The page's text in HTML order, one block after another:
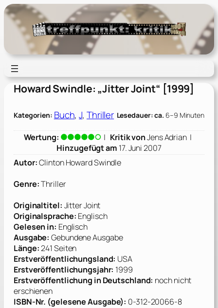
Zum
Inhalt
springen
Howard Swindle: „Jitter Joint“ [1999]
Kategorien: Buch, J, Thriller Lesedauer: ca. 6–9 Minuten
Wertung: | Kritik vonJens Adrian|
Hinzugefügt am 17. Juni 2007
Autor:Clinton Howard Swindle
Genre:Thriller
Originaltitel: Jitter Joint
Originalsprache: Englisch
Gelesen in: Englisch
Ausgabe: Gebundene Ausgabe
Länge:241 Seiten
Erstveröffentlichungsland: USA
Erstveröffentlichungsjahr: 1999
Erstveröffentlichung in Deutschland: noch nicht
erschienen
ISBN-Nr. (gelesene Ausgabe): 0-312-20066-8